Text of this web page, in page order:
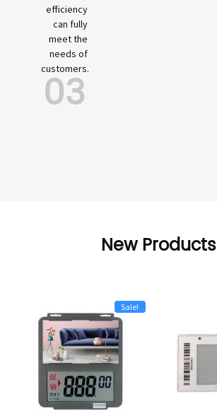
efficiency
can fully
meet the
needs of
customers.
03
New Products
Sale!